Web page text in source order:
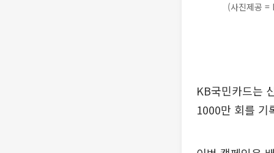
(사진제공 =
KB국민카드는
1000만 회를 기